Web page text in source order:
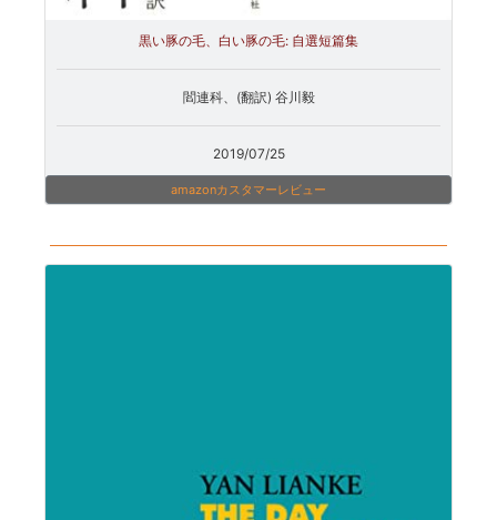
黒い豚の毛、白い豚の毛: 自選短篇集
閻連科、(翻訳) 谷川毅
2019/07/25
amazonカスタマーレビュー